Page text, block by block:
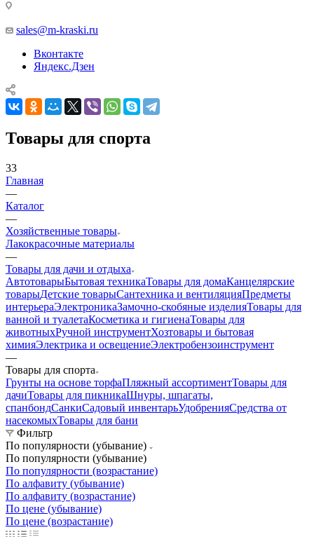
sales@m-kraski.ru
Вконтакте
Яндекс.Дзен
Товары для спорта
33
Главная
—
Каталог
—
Хозяйственные товары
Лакокрасочные материалы
—
Товары для дачи и отдыха
АвтотоварыБытовая техникаТовары для домаКанцелярские
товарыДетские товарыСантехника и вентиляцияПредметы
интерьераЭлектроникаЗамочно-скобяные изделияТовары для
ванной и туалетаКосметика и гигиенаТовары для
животныхРучной инструментХозтовары и бытовая
химияЭлектрика и освещениеЭлектробензоинструмент
—
Товары для спорта
Грунты на основе торфаПляжный ассортиментТовары для
дачиТовары для пикникаШнуры, шпагаты,
спанбондСанкиСадовый инвентарьУдобренияСредства от
насекомыхТовары для бани
Фильтр
По популярности (убывание)
По популярности (убывание)
По популярности (возрастание)
По алфавиту (убывание)
По алфавиту (возрастание)
По цене (убывание)
По цене (возрастание)